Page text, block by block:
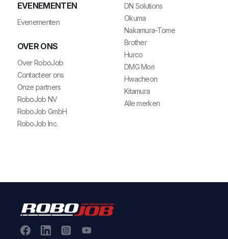
EVENEMENTEN
Evenementen
OVER ONS
Over RoboJob
Contacteer ons
Onze partners
RoboJob NV
RoboJob GmbH
RoboJob Inc.
DN Solutions
Okuma
Nakamura-Tome
Brother
Hurco
DMG Mori
Hwacheon
Kitamura
Alle merken